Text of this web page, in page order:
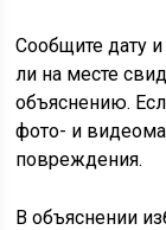
Сообщите дату
ли на месте
объяснению.
фото- и
повреждения.
В объяснении